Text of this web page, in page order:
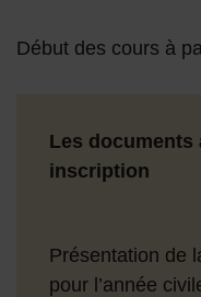
Début des cours à
Les documents
inscription
Présentation de
pour l’année